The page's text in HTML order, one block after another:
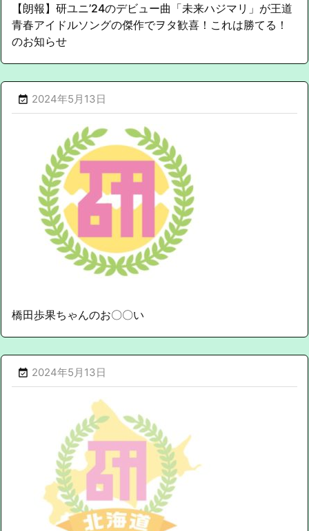
【朗報】研ユニ’24のデビュー曲「未来ハジマリ」が王道
青春アイドルソングの傑作でヲタ歓喜！これは勝てる！
のお知らせ
 2024年5月13日
橋田歩果ちゃんのお〇〇い
 2024年5月13日